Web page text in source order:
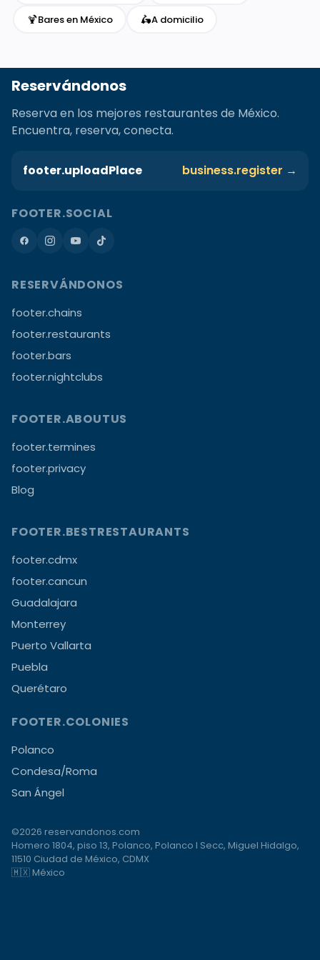
🍹Bares en México 🛵A domicilio
Reservándonos
Reserva en los mejores restaurantes de México.
Encuentra, reserva, conecta.
footer.uploadPlace business.register →
FOOTER.SOCIAL
RESERVÁNDONOS
footer.chains
footer.restaurants
footer.bars
footer.nightclubs
FOOTER.ABOUTUS
footer.termines
footer.privacy
Blog
FOOTER.BESTRESTAURANTS
footer.cdmx
footer.cancun
Guadalajara
Monterrey
Puerto Vallarta
Puebla
Querétaro
FOOTER.COLONIES
Polanco
Condesa/Roma
San Ángel
©2026 reservandonos.com
Homero 1804, piso 13, Polanco, Polanco I Secc, Miguel Hidalgo,
11510 Ciudad de México, CDMX
🇲🇽 México